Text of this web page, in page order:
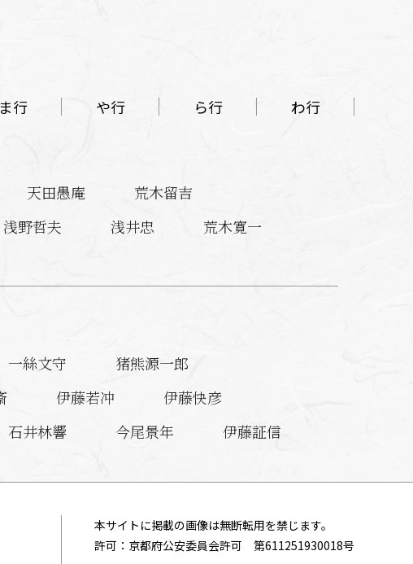
ま行 や行 ら行 わ行
天田愚庵
荒木留吉
浅野哲夫 浅井忠
荒木寛一
一絲文守
猪熊源一郎
伊藤若冲
伊藤快彦
石井林響 今尾景年
伊藤証信
本サイトに掲載の画像は無断転用を禁じます。
許可：京都府公安委員会許可 第611251930018号